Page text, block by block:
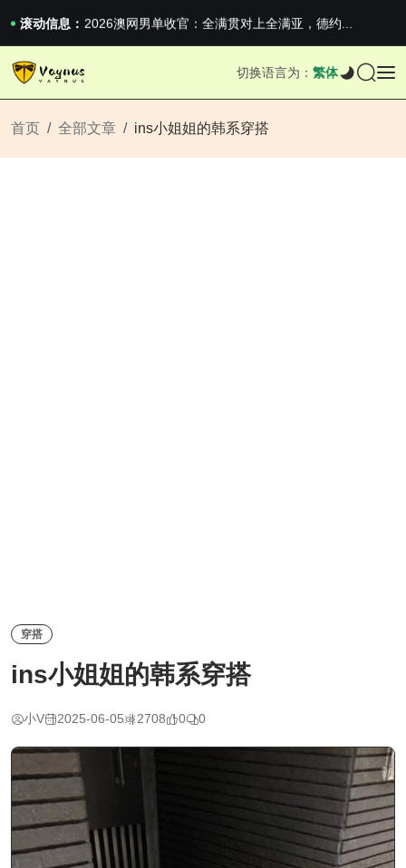
滚动信息： 2026澳网男单收官：全满贯对上全满亚，德约...
《巅峰守卫 Highguard》正式上线，官...
iPhone 16e 发布，苹果你不要太离谱
iPhone 16e 发布，苹果你不要太离谱
切换语言为： 繁体
首页 全部文章 ins小姐姐的韩系穿搭
穿搭
ins小姐姐的韩系穿搭
小V 2025-06-05 2708 0 0